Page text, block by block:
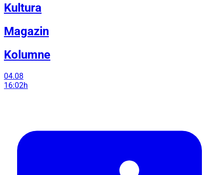
Kultura
Magazin
Kolumne
04.08
16:02h